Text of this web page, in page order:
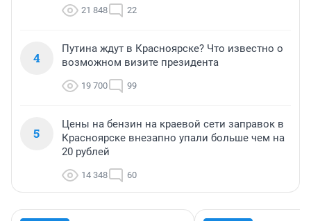
21 848 22
4
Путина ждут в Красноярске? Что известно о
возможном визите президента
19 700 99
5
Цены на бензин на краевой сети заправок в
Красноярске внезапно упали больше чем на
20 рублей
14 348 60